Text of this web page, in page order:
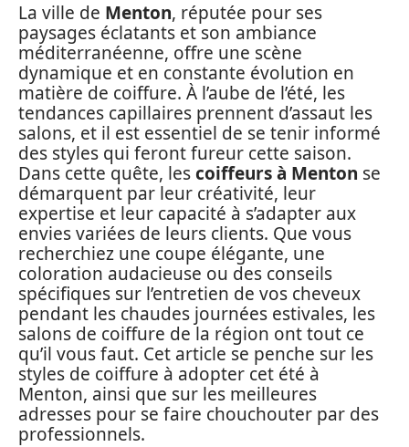
La ville de Menton, réputée pour ses
paysages éclatants et son ambiance
méditerranéenne, offre une scène
dynamique et en constante évolution en
matière de coiffure. À l’aube de l’été, les
tendances capillaires prennent d’assaut les
salons, et il est essentiel de se tenir informé
des styles qui feront fureur cette saison.
Dans cette quête, lescoiffeurs à Menton se
démarquent par leur créativité, leur
expertise et leur capacité à s’adapter aux
envies variées de leurs clients. Que vous
recherchiez une coupe élégante, une
coloration audacieuse ou des conseils
spécifiques sur l’entretien de vos cheveux
pendant les chaudes journées estivales, les
salons de coiffure de la région ont tout ce
qu’il vous faut. Cet article se penche sur les
styles de coiffure à adopter cet été à
Menton, ainsi que sur les meilleures
adresses pour se faire chouchouter par des
professionnels.